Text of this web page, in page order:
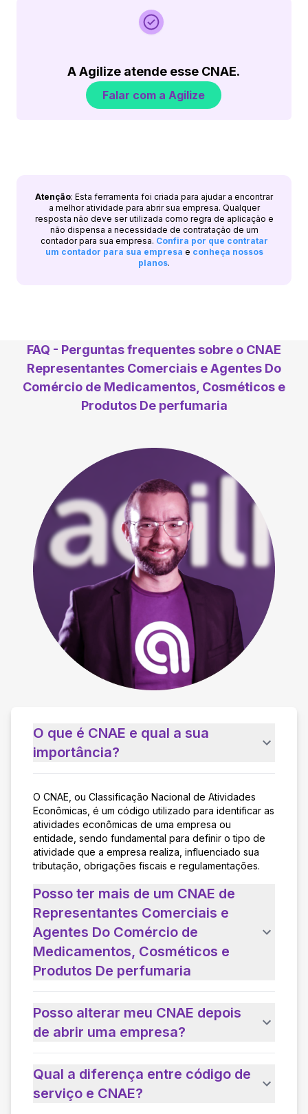
A Agilize atende esse CNAE.
Falar com a Agilize
Atenção: Esta ferramenta foi criada para ajudar a encontrar
a melhor atividade para abrir sua empresa. Qualquer
resposta não deve ser utilizada como regra de aplicação e
não dispensa a necessidade de contratação de um
contador para sua empresa. Confira por que contratar
um contador para sua empresa e conheça nossos
planos.
FAQ - Perguntas frequentes sobre o CNAE
Representantes Comerciais e Agentes Do
Comércio de Medicamentos, Cosméticos e
Produtos De perfumaria
O que é CNAE e qual a sua
importância?
O CNAE, ou Classificação Nacional de Atividades
Econômicas, é um código utilizado para identificar as
atividades econômicas de uma empresa ou
entidade, sendo fundamental para definir o tipo de
atividade que a empresa realiza, influenciado sua
tributação, obrigações fiscais e regulamentações.
Posso ter mais de um CNAE de
Representantes Comerciais e
Agentes Do Comércio de
Medicamentos, Cosméticos e
Produtos De perfumaria
Posso alterar meu CNAE depois
de abrir uma empresa?
Qual a diferença entre código de
serviço e CNAE?